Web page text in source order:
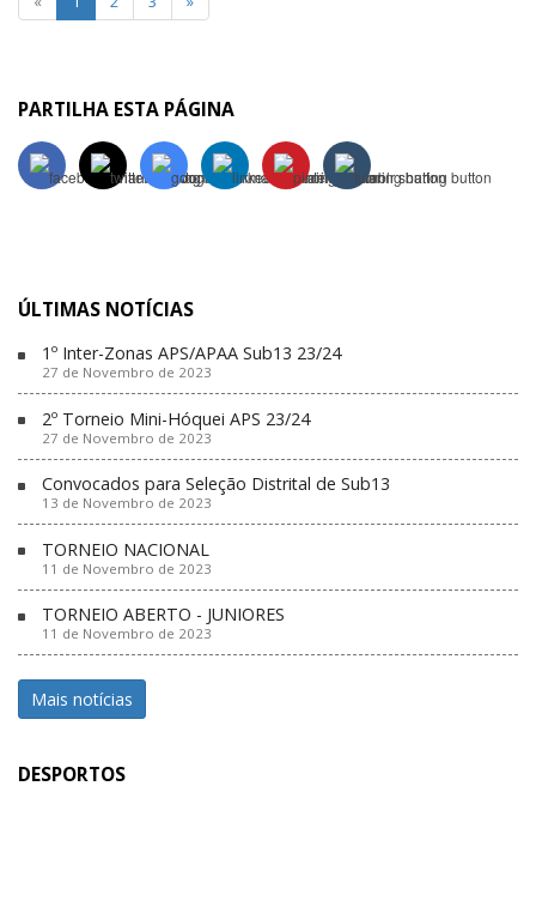
PARTILHA ESTA PÁGINA
ÚLTIMAS NOTÍCIAS
1º Inter-Zonas APS/APAA Sub13 23/24
27 de Novembro de 2023
2º Torneio Mini-Hóquei APS 23/24
27 de Novembro de 2023
Convocados para Seleção Distrital de Sub13
13 de Novembro de 2023
TORNEIO NACIONAL
11 de Novembro de 2023
TORNEIO ABERTO - JUNIORES
11 de Novembro de 2023
Mais notícias
DESPORTOS